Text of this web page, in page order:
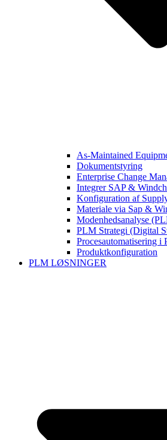
As-Maintained
Dokumentstyring
Enterprise Change
Integrer SAP &
Konfiguration af
Materiale via Sap &
Modenhedsanalyse
PLM Strategi (Digital
Procesautomatisering i
Produktkonfiguration
PLM LØSNINGER